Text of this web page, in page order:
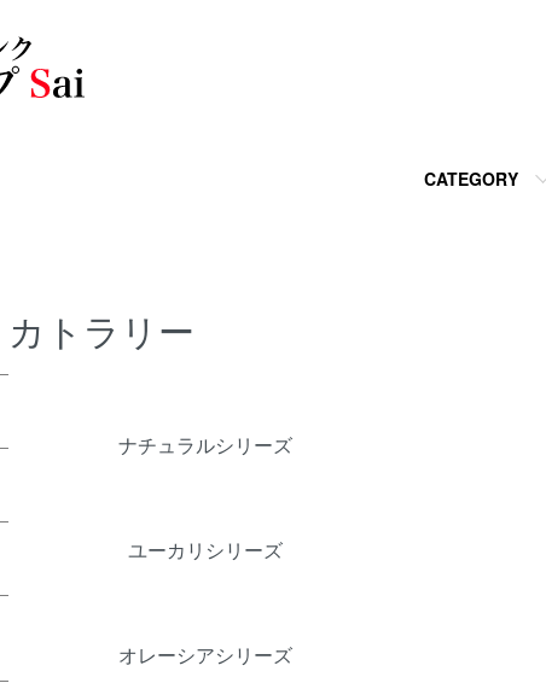
CATEGORY
カトラリー
ナチュラルシリーズ
ユーカリシリーズ
オレーシアシリーズ